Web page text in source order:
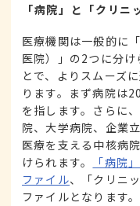
「病院」と「クリ
医療機関は一般的に
医院）」の2つに分
とで、よりスムーズ
ります。まず病院は
を指します。さらに
院、大学病院、企業
医療を支える中核病
けられます。
「病院
ファイル、「クリニ
ファイルとなります。